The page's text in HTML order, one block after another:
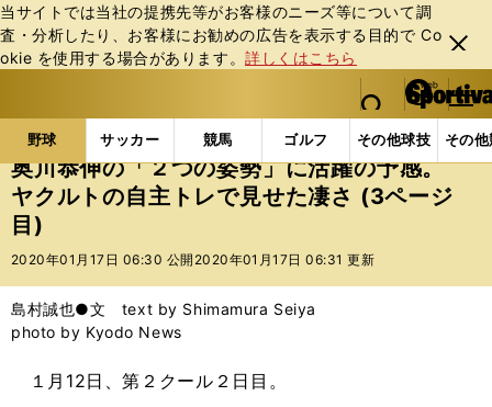
当サイトでは当社の提携先等がお客様のニーズ等について調
査・分析したり、お客様にお勧めの広告を表⽰する⽬的で Co
okie を使⽤する場合があります。詳しくはこちら
閉じ
る
web Sportiva (webスポルティーバ)
検索
マイペ
ー
ジ
メニュ
野球 サッカー 競馬 ゴルフ その他球技 その
b
ス
ポ
ル
テ
ー
バ
野球の記事一覧 プロ野球 奥川恭伸の「２つの姿勢
奥川恭伸の「２つの姿勢」に活躍の予感。
ヤクルトの自主トレで見せた凄さ (3ページ
目)
2020年01月17日 06:30 公開 2020年01月17日 06:31 更新
島村誠也●文 text by Shimamura Seiya
photo by Kyodo News
１月12日、第２クール２日目。